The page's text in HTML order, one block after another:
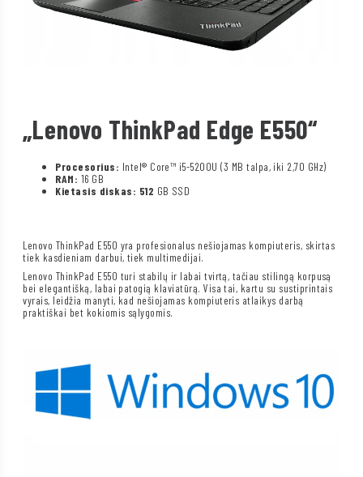
„Lenovo ThinkPad Edge E550“
Procesorius: Intel® Core™ i5-5200U (3 MB talpa, iki 2,70 GHz)
RAM: 16 GB
Kietasis diskas: 512 GB SSD
Lenovo ThinkPad E550 yra profesionalus nešiojamas kompiuteris, skirtas
tiek kasdieniam darbui, tiek multimedijai.
Lenovo ThinkPad E550 turi stabilų ir labai tvirtą, tačiau stilingą korpusą
bei elegantišką, labai patogią klaviatūrą. Visa tai, kartu su sustiprintais
vyrais, leidžia manyti, kad nešiojamas kompiuteris atlaikys darbą
praktiškai bet kokiomis sąlygomis.